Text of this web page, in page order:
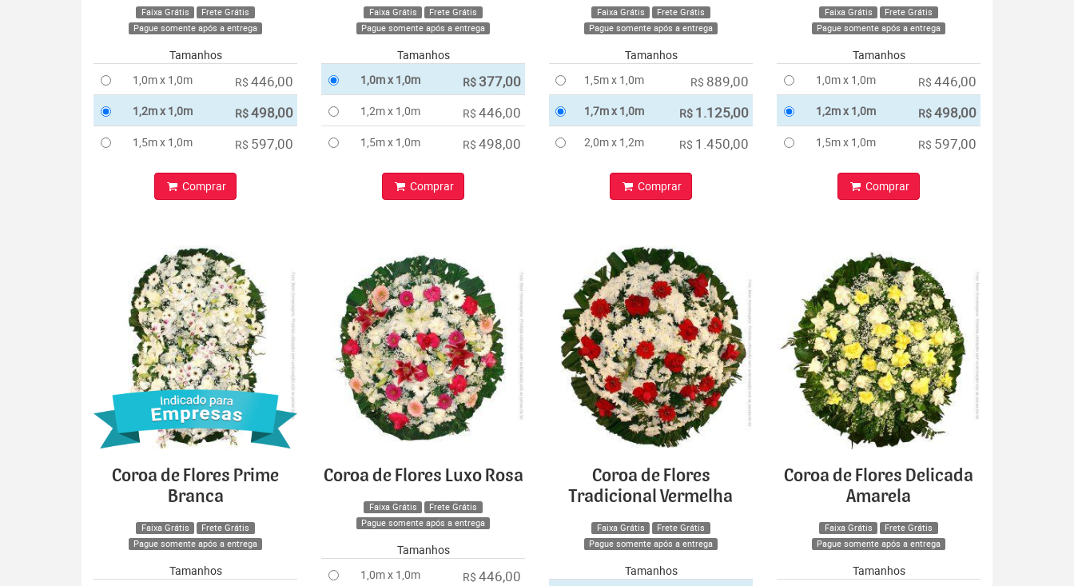
Faixa Grátis
Frete Grátis
Pague somente após a entrega
Tamanhos
1,0m x 1,0m
R$ 446,00
1,2m x 1,0m R$498,00
1,5m x 1,0m R$ 597,00
Comprar
Faixa Grátis
Frete Grátis
Pague somente após a entrega
Tamanhos
1,0m x 1,0m
R$ 377,00
1,2m x 1,0m R$ 446,00
1,5m x 1,0m R$ 498,00
Comprar
Faixa Grátis
Frete Grátis
Pague somente após a entrega
Tamanhos
1,5m x 1,0m
R$ 889,00
1,7m x 1,0m R$ 1.125,00
2,0m x 1,2m R$ 1.450,00
Comprar
Faixa Grátis
Frete Grátis
Pague somente após a entrega
Tamanhos
1,0m x 1,0m
R$ 446,00
1,2m x 1,0m R$498,00
1,5m x 1,0m R$ 597,00
Comprar
Coroa de Flores Prime
Branca
Faixa Grátis
Frete Grátis
Pague somente após a entrega
Tamanhos
Coroa de Flores Luxo Rosa
Faixa Grátis
Frete Grátis
Pague somente após a entrega
Tamanhos
1,0m x 1,0m
R$ 446,00
Coroa de Flores
Tradicional Vermelha
Faixa Grátis
Frete Grátis
Pague somente após a entrega
Tamanhos
Coroa de Flores Delicada
Amarela
Faixa Grátis
Frete Grátis
Pague somente após a entrega
Tamanhos